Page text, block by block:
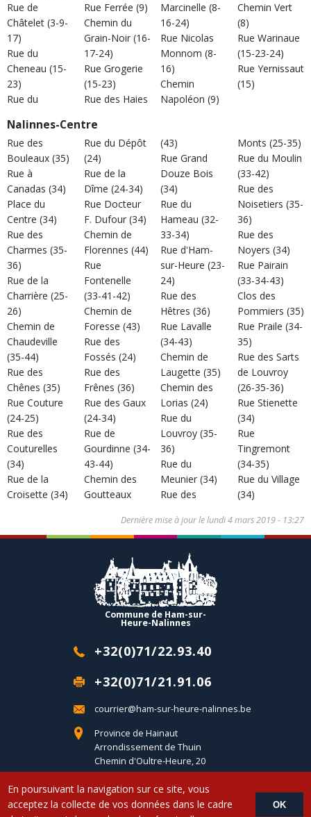
Rue de
Châtelet (3-9-
17)
Rue du
Cheneau (15-
23)
Rue du
Rue Ferrée (9)
Chemin du
Grain-Noir (16-
17-24)
Rue Grogerie
(15-23)
Rue des Haies
Marcinelle (8-
16-24)
Rue Nicolas
Monnom (8-
16)
Chemin
Napoléon (9)
Chemin Vert
(8)
Rue Warinaue
(15-23-24)
Rue Yernissaut
(15)
Nalinnes-Centre
Rue des
Bouleaux (35)
Rue à
Canadas (34)
Place du
Centre (34)
Rue des
Charmes (35-
36)
Rue de la
Charrière (25-
26)
Chemin de
Chaudeville
(35-44)
Rue des
Chênes (35)
Rue Couture
(24-25)
Rue des
Couturelles
(34)
Rue de la
Croisette (34)
Rue du Dépôt
(24)
Rue de la
Dîme (24-34)
Rue Docteur
F. Dufour (34)
Chemin de
Florennes (44)
Rue
Fontenelle
(33-41-42)
Chemin de
Foresse (43)
Rue des
Fossés (24)
Rue des
Frênes (36)
Rue des Gaux
(24-34)
Rue de
Gourdinne (34-
43-44)
Chemin des
Goutteaux
(43)
Rue Grand
Douze Bois
(34)
Rue du
Hameau (32-
33-34)
Rue d'Ham-
sur-Heure (23-
24)
Rue des
Hêtres (36)
Rue Lavalle
(34-43)
Chemin de
Laugette (35)
Chemin des
Lorias (24)
Rue du
Louvroy (35-
36)
Rue du
Meunier (34)
Rue des
Monts (25-35)
Rue du Moulin
(33-42)
Rue des
Noisetiers (35-
36)
Rue des
Noyers (34)
Rue Pairain
(33-34-43)
Clos des
Pommiers (35)
Rue Praile (34-
35)
Rue des Sarts
de Louvroy
(26-35-36)
Rue Stienette
(34)
Rue
Tingremont
(34-35)
Rue du Village
(34)
Dernière mise à jour lelundi 4 mars 2019 - 13:27
Commune de Ham-sur-
Heure-Nalinnes
+32(0)71/22.93.40
+32(0)71/21.91.06
courrier@ham-sur-heure-nalinnes.be
Province de Hainaut
Arrondissement de Thuin
Chemin d'Oultre-Heure, 20
B-6120 Ham-sur-Heure
Copyright © 2017 Commune d'Ham-sur-Heure-Nalinnes - Developed by
En poursuivant la navigation sur ce site, vous
acceptez la collecte de vos données dans le cadre
OK